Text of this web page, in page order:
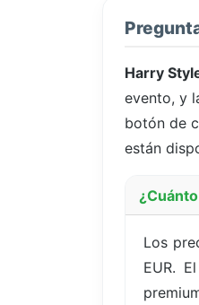
Harry
evento, y
botón de
están
Los
EUR.